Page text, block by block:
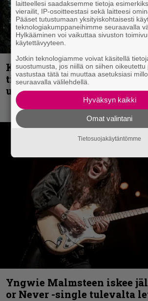
Kokoonpanonsa uudistanut
tiedottaa uudesta levystä,
uuden maistiaisen
Yngwie Malmsteen iskee
or Never -single tulevalta
laitteellesi saadaksemme tietoja
vierailit, IP-osoitteestasi sekä laitteesi
Pääset tutustumaan yksityiskohtaisesti
teknologiakumppaneihimme seuraavalla
Hylkääminen voi vaikuttaa sivuston
käytettävyyteen.
Jotkin teknologiamme voivat käsitellä
suostumusta, jos niillä on siihen oikeutettu
vastustaa tätä tai muuttaa asetuksiasi
seuraavalla välilehdellä.
Hyväksyn kaikki
Omat valintani
Tietosuojakäytäntömme